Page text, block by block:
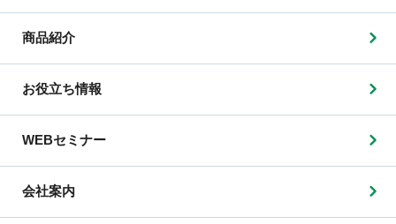
商品紹介
お役立ち情報
WEBセミナー
会社案内